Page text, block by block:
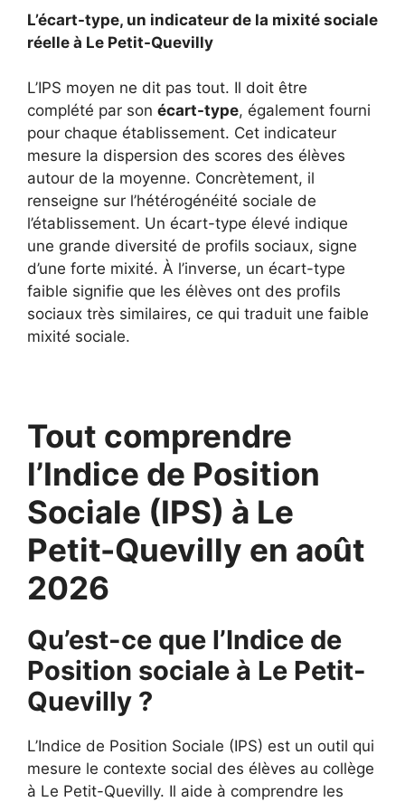
L’écart-type, un indicateur de la mixité sociale
réelle à Le Petit-Quevilly
L’IPS moyen ne dit pas tout. Il doit être
complété par son écart-type, également fourni
pour chaque établissement. Cet indicateur
mesure la dispersion des scores des élèves
autour de la moyenne. Concrètement, il
renseigne sur l’hétérogénéité sociale de
l’établissement. Un écart-type élevé indique
une grande diversité de profils sociaux, signe
d’une forte mixité. À l’inverse, un écart-type
faible signifie que les élèves ont des profils
sociaux très similaires, ce qui traduit une faible
mixité sociale.
Tout comprendre
l’Indice de Position
Sociale (IPS) à Le
Petit-Quevilly en août
2026
Qu’est-ce que l’Indice de
Position sociale à Le Petit-
Quevilly ?
L’Indice de Position Sociale (IPS) est un outil qui
mesure le contexte social des élèves au collège
à Le Petit-Quevilly. Il aide à comprendre les